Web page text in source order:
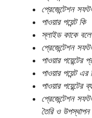
প্রেজেন্টেশন
পাওয়ার পয়েন্ট কি
স্লাইড কাকে বলে
প্রেজেন্টেশন
পাওয়ার পয়েন্টের
পাওয়ার পয়েন্ট
পাওয়ার পয়েন্টের
প্রেজেন্টেশন
তৈরি ও উপস্থাপন